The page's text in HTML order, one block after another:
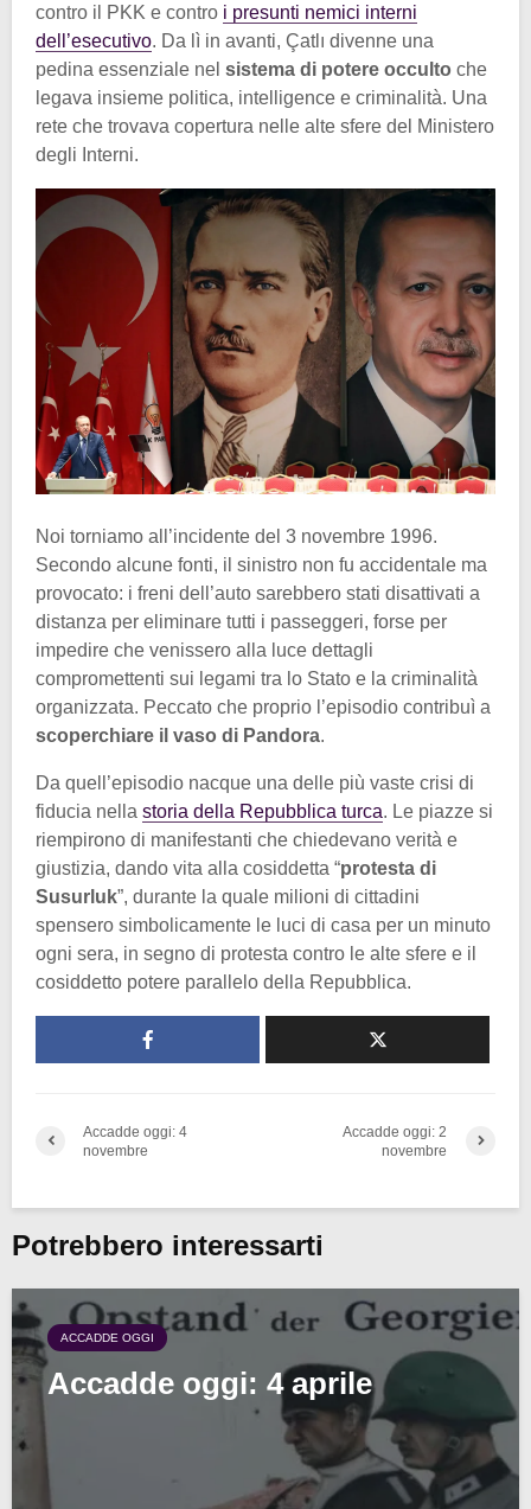
contro il PKK e contro i presunti nemici interni
dell’esecutivo. Da lì in avanti, Çatlı divenne una
pedina essenziale nel sistema di potere occulto che
legava insieme politica, intelligence e criminalità. Una
rete che trovava copertura nelle alte sfere del Ministero
degli Interni.
Noi torniamo all’incidente del 3 novembre 1996.
Secondo alcune fonti, il sinistro non fu accidentale ma
provocato: i freni dell’auto sarebbero stati disattivati a
distanza per eliminare tutti i passeggeri, forse per
impedire che venissero alla luce dettagli
compromettenti sui legami tra lo Stato e la criminalità
organizzata. Peccato che proprio l’episodio contribuì a
scoperchiare il vaso di Pandora.
Da quell’episodio nacque una delle più vaste crisi di
fiducia nella storia della Repubblica turca. Le piazze si
riempirono di manifestanti che chiedevano verità e
giustizia, dando vita alla cosiddetta “protesta di
Susurluk”, durante la quale milioni di cittadini
spensero simbolicamente le luci di casa per un minuto
ogni sera, in segno di protesta contro le alte sfere e il
cosiddetto potere parallelo della Repubblica.
Accadde oggi: 4
novembre
Accadde oggi: 2
novembre
Potrebbero interessarti
ACCADDE OGGI
Accadde oggi: 4 aprile